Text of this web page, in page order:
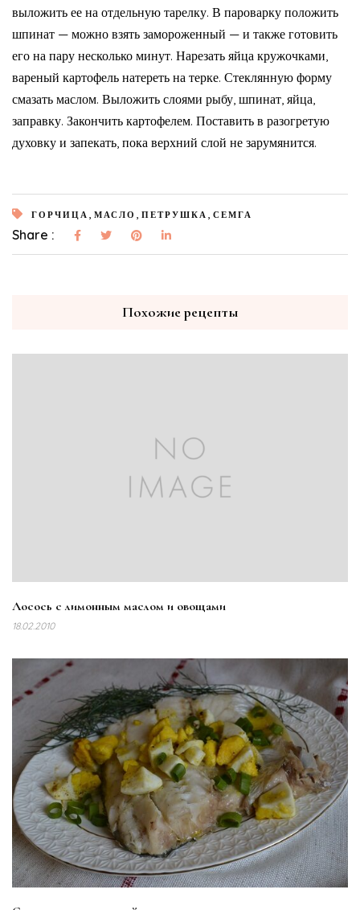
выло­жить ее на отдельную тарелку. В пароварку положить
шпинат — можно взять заморожен­ный — и также готовить
его на пару несколько минут. Нарезать яйца кружочками,
вареный карто­фель натереть на терке. Стеклянную форму
смазать маслом. Выложить слоями рыбу, шпи­нат, яйца,
заправку. Закончить картофелем. Поставить в разогретую
духовку и запекать, пока верхний слой не зарумянится.
ГОРЧИЦА , МАСЛО , ПЕТРУШКА , СЕМГА
Share :
Похожие рецепты
Лосось с лимонным маслом и овощами
18.02.2010